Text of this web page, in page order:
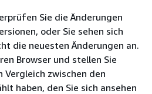
Sie die Änderungen
oder Sie sehen sich
die neuesten Änderungen an.
Browser und stellen Sie
Vergleich zwischen den
haben, den Sie sich ansehen